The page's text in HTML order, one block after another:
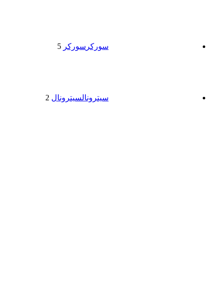
سورکر سورکر 5
سیترونالسیترونال 2